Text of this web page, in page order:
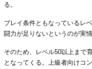
る。
プレイ条件ともなっているレ
闘力が足りないというのが実情
そのため、レベル50以上まで
となってくる。上級者向けコ